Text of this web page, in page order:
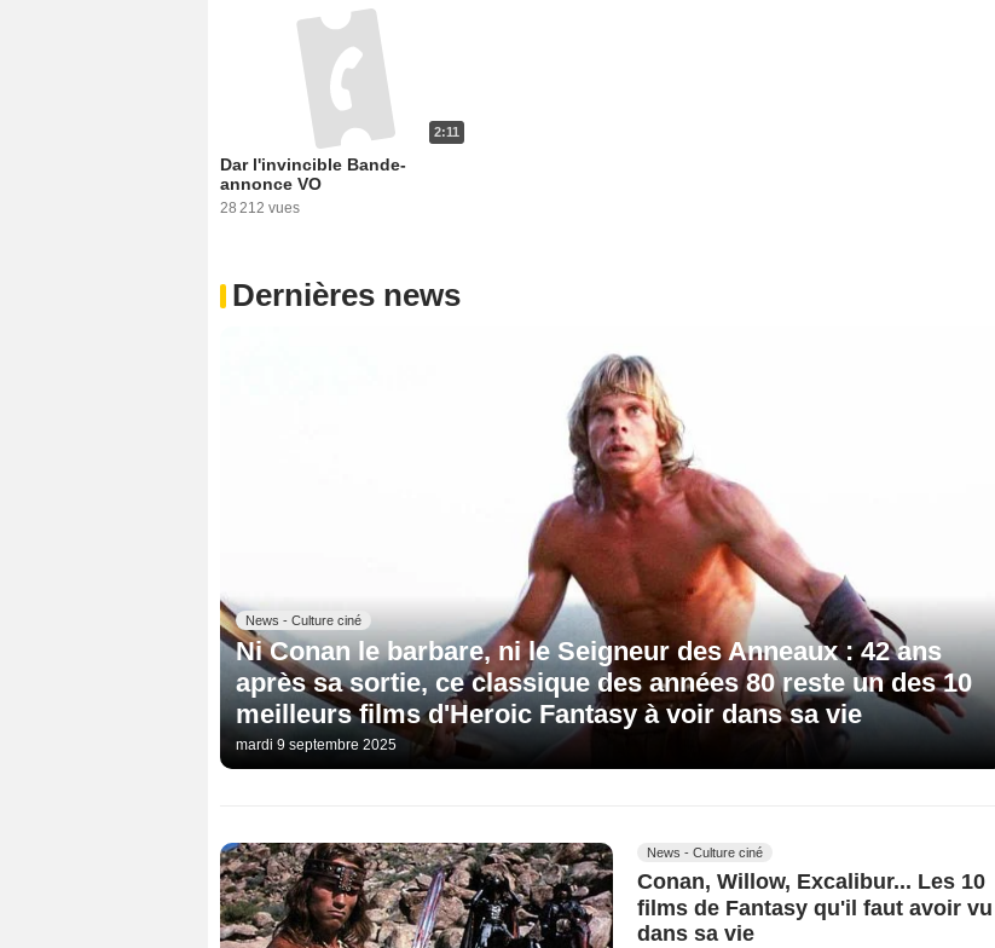
2:11
Dar l'invincible Bande-
annonce VO
28 212 vues
Dernières news
News - Culture ciné
Ni Conan le barbare, ni le Seigneur des Anneaux : 42 ans
après sa sortie, ce classique des années 80 reste un des 10
meilleurs films d'Heroic Fantasy à voir dans sa vie
mardi 9 septembre 2025
News - Culture ciné
Conan, Willow, Excalibur... Les 10
films de Fantasy qu'il faut avoir vu
dans sa vie